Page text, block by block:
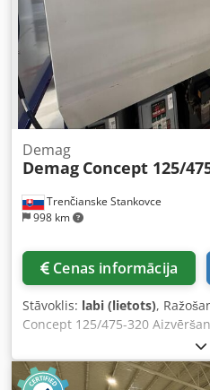
Trenčianske Stankovce
998 km
Demag
Demag Concept 125/
Cenas informācija
Stāvoklis: labi (lietots),
Concept 125/475-320
kodola izvilcēji uz kustīgām
Djf + Robots Demag W621-
(2004)